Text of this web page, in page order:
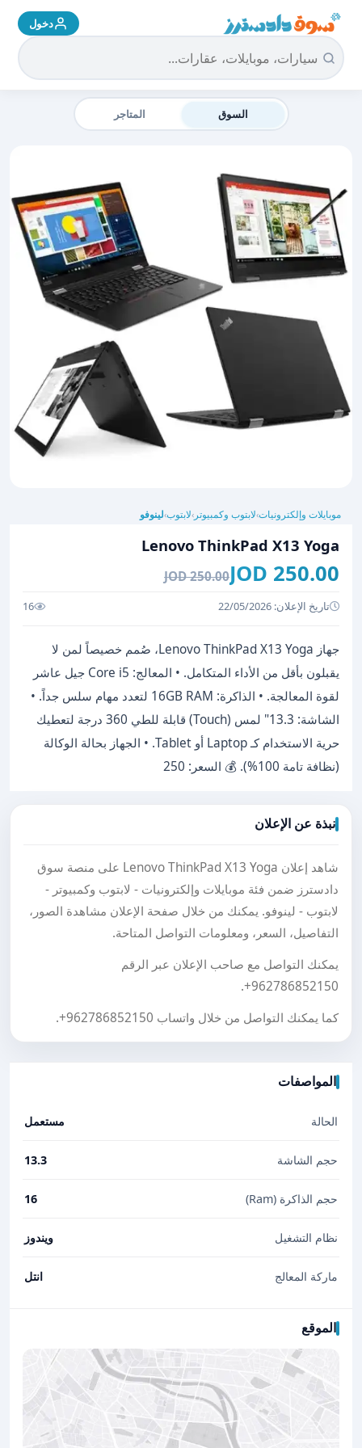
سوق دادسترز الرئيسية دخول
السوق المتاجر
موبايلات وإلكترونيات›لابتوب وكمبيوتر ›لابتوب›لينوفو
Lenovo ThinkPad X13 Yoga
250.00 JOD
250.00 JOD
تاريخ الإعلان: 22/05/2026 16
جهاز Lenovo ThinkPad X13 Yoga، صُمم خصيصاً لمن لا
يقبلون بأقل من الأداء المتكامل. • المعالج: Core i5 جيل عاشر
لقوة المعالجة. • الذاكرة: 16GB RAM لتعدد مهام سلس جداً. •
الشاشة: 13.3" لمس (Touch) قابلة للطي 360 درجة لتعطيك
حرية الاستخدام كـ Laptop أو Tablet. • الجهاز بحالة الوكالة
(نظافة تامة 100%). 💰 السعر: 250
نبذة عن الإعلان
شاهد إعلان Lenovo ThinkPad X13 Yoga على منصة سوق
دادسترز ضمن فئة موبايلات وإلكترونيات - لابتوب وكمبيوتر -
لابتوب - لينوفو. يمكنك من خلال صفحة الإعلان مشاهدة الصور،
التفاصيل، السعر، ومعلومات التواصل المتاحة.
يمكنك التواصل مع صاحب الإعلان عبر الرقم
+962786852150
.
كما يمكنك التواصل من خلال واتساب +962786852150
.
المواصفات
الحالة مستعمل
حجم الشاشة 13.3
حجم الذاكرة (Ram) 16
نظام التشغيل ويندوز
ماركة المعالج انتل
الموقع